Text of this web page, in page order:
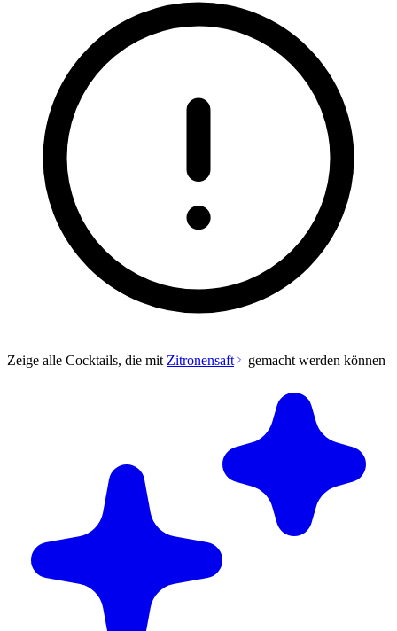
Zeige alle Cocktails, die mit Zitronensaft gemacht werden können